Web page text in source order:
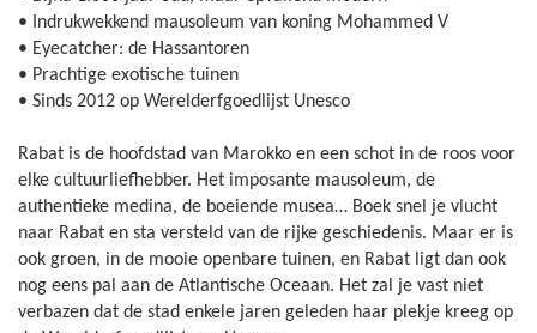
• Indrukwekkend mausoleum van koning Mohammed V
• Eyecatcher: de Hassantoren
• Prachtige exotische tuinen
• Sinds 2012 op Werelderfgoedlijst Unesco
Rabat is de hoofdstad van Marokko en een schot in de roos voor
elke cultuurliefhebber. Het imposante mausoleum, de
authentieke medina, de boeiende musea… Boek snel je vlucht
naar Rabat en sta versteld van de rijke geschiedenis. Maar er is
ook groen, in de mooie openbare tuinen, en Rabat ligt dan ook
nog eens pal aan de Atlantische Oceaan. Het zal je vast niet
verbazen dat de stad enkele jaren geleden haar plekje kreeg op